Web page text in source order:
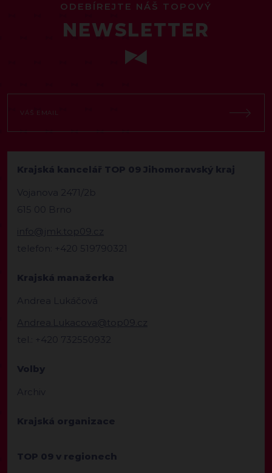
ODEBÍREJTE NÁŠ TOPOVÝ
NEWSLETTER
Krajská kancelář TOP 09 Jihomoravský kraj
Vojanova 2471/2b
615 00 Brno
info@jmk.top09.cz
telefon: +420 519790321
Krajská manažerka
Andrea Lukáčová
Andrea.Lukacova@top09.cz
tel.: +420 732550932
Volby
Archiv
Krajská organizace
TOP 09 v regionech